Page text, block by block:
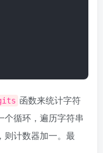
函数来统计字符
个循环，遍历字符串
则计数器加一。最